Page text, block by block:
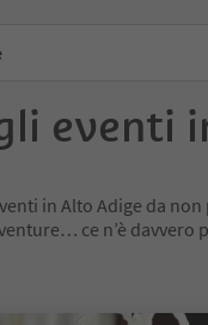
eventi
in Alto Adige da
ce n’è davvero